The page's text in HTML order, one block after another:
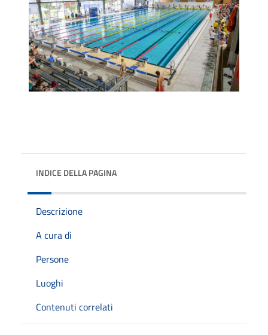
INDICE DELLA PAGINA
Descrizione
A cura di
Persone
Luoghi
Contenuti correlati